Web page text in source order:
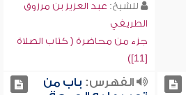
للشيخ: عبد العزيز بن مرزوق
الطريفي
جزء من محاضرة ( كتاب الصلاة
[11])
الفهرس: باب من